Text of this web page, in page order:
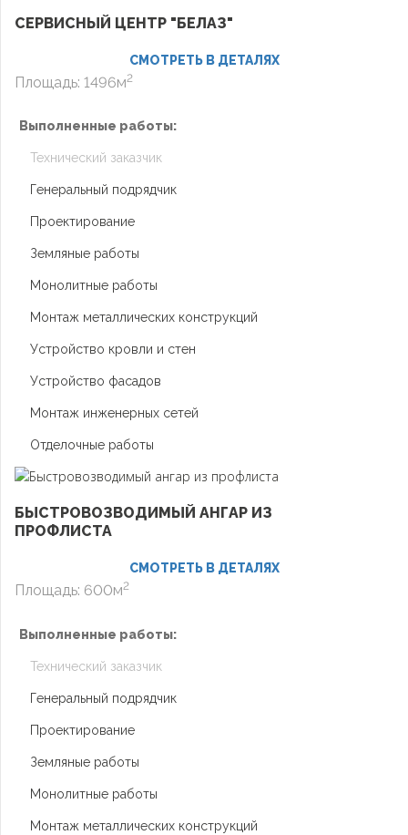
СЕРВИСНЫЙ ЦЕНТР "БЕЛАЗ"
СМОТРЕТЬ В ДЕТАЛЯХ
Площадь: 1496м2
Выполненные работы:
Технический заказчик
Генеральный подрядчик
Проектирование
Земляные работы
Монолитные работы
Монтаж металлических конструкций
Устройство кровли и стен
Устройство фасадов
Монтаж инженерных сетей
Отделочные работы
БЫСТРОВОЗВОДИМЫЙ АНГАР ИЗ
ПРОФЛИСТА
СМОТРЕТЬ В ДЕТАЛЯХ
Площадь: 600м2
Выполненные работы:
Технический заказчик
Генеральный подрядчик
Проектирование
Земляные работы
Монолитные работы
Монтаж металлических конструкций